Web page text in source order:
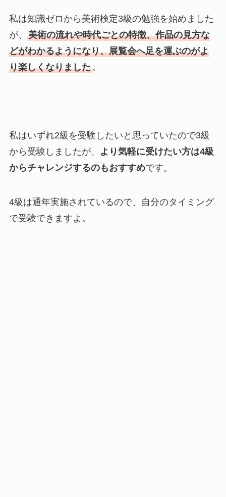
私は知識ゼロから美術検定3級の勉強を始めました
が、 美術の流れや時代ごとの特徴、作品の見方な
どがわかるようになり、展覧会へ足を運ぶのがよ
り楽しくなりました。
私はいずれ2級を受験したいと思っていたので3級
から受験しましたが、
より気軽に受けたい方は4級
からチャレンジするのもおすすめです。
4級は通年実施されているので、自分のタイミング
で受験できますよ。